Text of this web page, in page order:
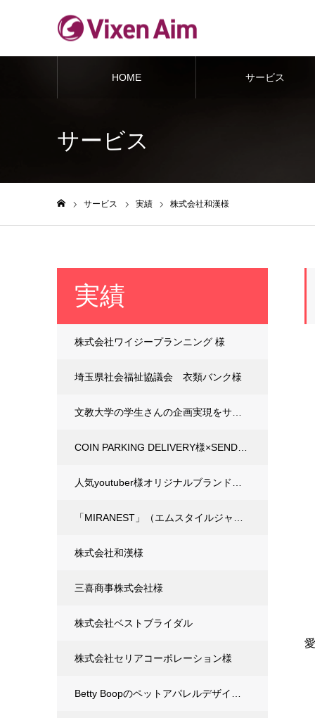
HOME サービス
サービス
サービス 実績 株式会社和漢様
実績
株式会社ワイジープランニング 様
埼玉県社会福祉協議会 衣類バンク様
株式会社和漢様
三喜商事株式会社様
株式会社ベストブライダル
株式会社セリアコーポレーション様